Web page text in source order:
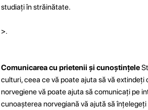
studiați în străinătate.
>.
Comunicarea cu prietenii și cunoștințele
culturi, ceea ce vă poate ajuta să vă
norvegiene vă poate ajuta să comunicați pe
cunoașterea norvegiană vă ajută să